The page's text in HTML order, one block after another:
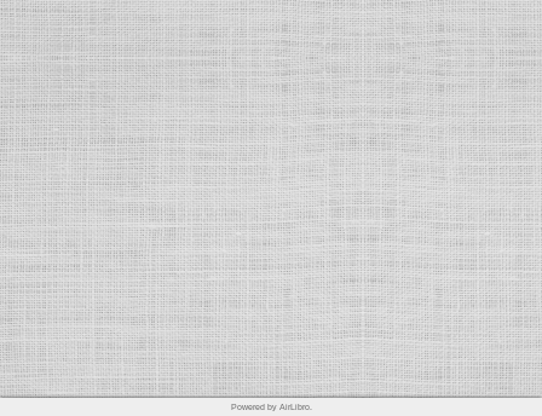
Powered by AirLibro.